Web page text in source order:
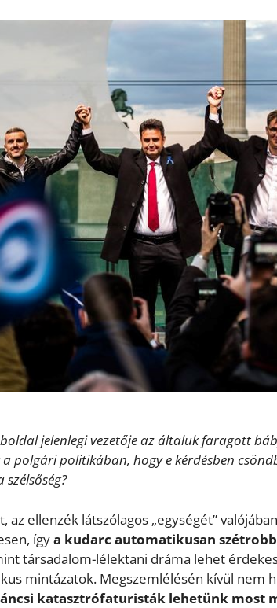
jelenlegi vezetője az általuk faragott
a polgári politikában, hogy e kérdésben
ellenzék látszólagos „egységét”
ígya kudarc automatikusan
társadalom-lélektani dráma lehet
mintázatok. Megszemlélésén kívül nem
katasztrófaturisták lehetünk most